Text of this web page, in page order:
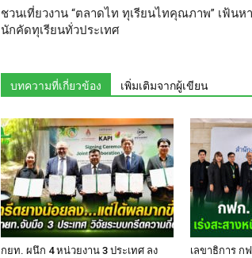
ชวนเที่ยวงาน “ตลาดไท ทุเรียนไทคุณภาพ” เฟ้นหา
นักคัดทุเรียนทั่วประเทศ
บทความที่เกี่ยวข้อง เพิ่มเติมจากผู้เขียน
กยท. ผนึก 4 หน่วยงาน 3 ประเทศ ลง
เลขาธิการ ก